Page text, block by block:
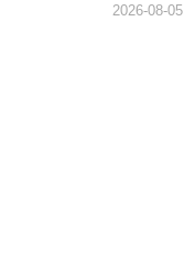
2026-08-05